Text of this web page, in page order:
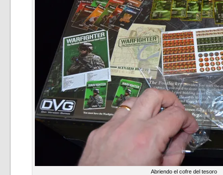
Abriendo el cofre del tesoro